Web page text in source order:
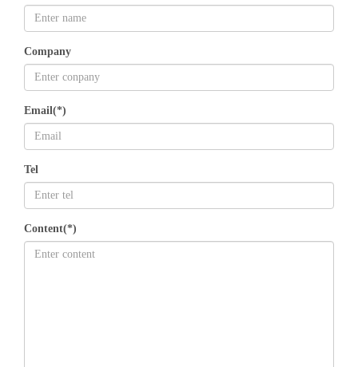
Company
Email(*)
Tel
Content(*)